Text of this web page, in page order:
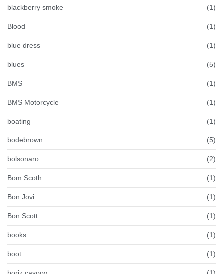
blackberry smoke (1)
Blood (1)
blue dress (1)
blues (5)
BMS (1)
BMS Motorcycle (1)
boating (1)
bodebrown (5)
bolsonaro (2)
Bom Scoth (1)
Bon Jovi (1)
Bon Scott (1)
books (1)
boot (1)